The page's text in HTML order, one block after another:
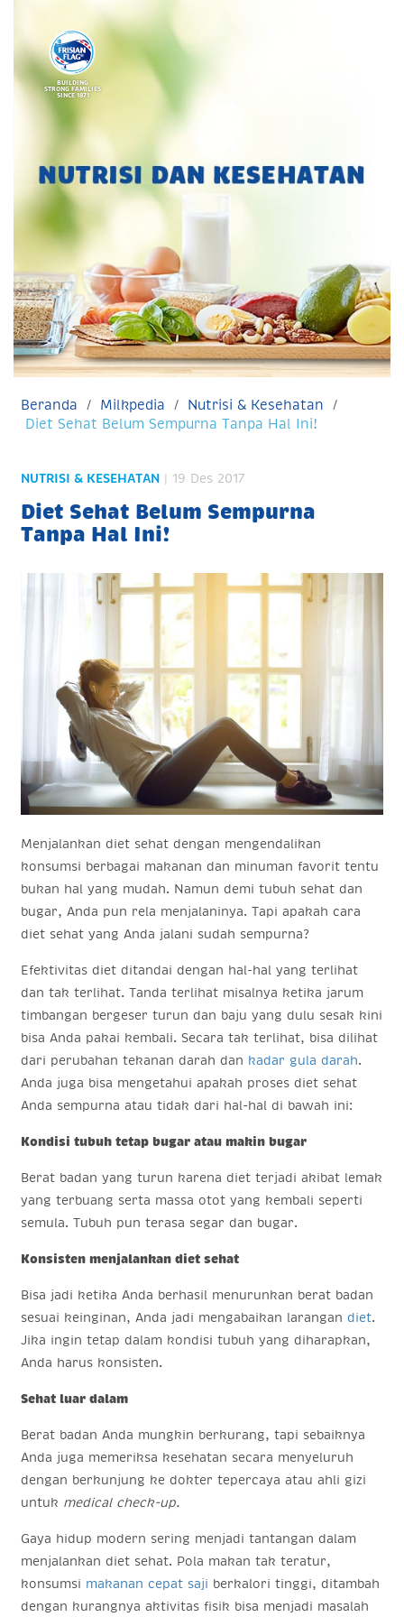
BUILDING
STRONG FAMILIES
SINCE 1871
Beranda Milkpedia
Nutrisi & Kesehatan
Diet Sehat Belum Sempurna Tanpa Hal Ini!
NUTRISI & KESEHATAN | 19 Des 2017
Diet Sehat Belum Sempurna
Tanpa Hal Ini!
Menjalankan diet sehat dengan mengendalikan
konsumsi berbagai makanan dan minuman favorit tentu
bukan hal yang mudah. Namun demi tubuh sehat dan
bugar, Anda pun rela menjalaninya. Tapi apakah cara
diet sehat yang Anda jalani sudah sempurna?
Efektivitas diet ditandai dengan hal-hal yang terlihat
dan tak terlihat. Tanda terlihat misalnya ketika jarum
timbangan bergeser turun dan baju yang dulu sesak kini
bisa Anda pakai kembali. Secara tak terlihat, bisa dilihat
dari perubahan tekanan darah dan kadar gula darah.
Anda juga bisa mengetahui apakah proses diet sehat
Anda sempurna atau tidak dari hal-hal di bawah ini:
Kondisi tubuh tetap bugar atau makin bugar
Berat badan yang turun karena diet terjadi akibat lemak
yang terbuang serta massa otot yang kembali seperti
semula. Tubuh pun terasa segar dan bugar.
Konsisten menjalankan diet sehat
Bisa jadi ketika Anda berhasil menurunkan berat badan
sesuai keinginan, Anda jadi mengabaikan larangan diet.
Jika ingin tetap dalam kondisi tubuh yang diharapkan,
Anda harus konsisten.
Sehat luar dalam
Berat badan Anda mungkin berkurang, tapi sebaiknya
Anda juga memeriksa kesehatan secara menyeluruh
dengan berkunjung ke dokter tepercaya atau ahli gizi
untuk medical check-up.
Gaya hidup modern sering menjadi tantangan dalam
menjalankan diet sehat. Pola makan tak teratur,
konsumsi makanan cepat saji berkalori tinggi, ditambah
dengan kurangnya aktivitas fisik bisa menjadi masalah